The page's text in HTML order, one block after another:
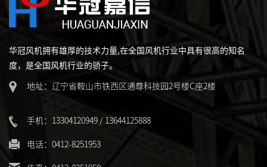
华冠风机拥有雄厚的技术力量,在全国风机行业中具有很高的知名
度，是全国风机行业的骄子。
地址：辽宁省鞍山市铁西区通尊科技园2号楼C座2楼
手机：13304120949 / 13644125888
电话：0412-8251953